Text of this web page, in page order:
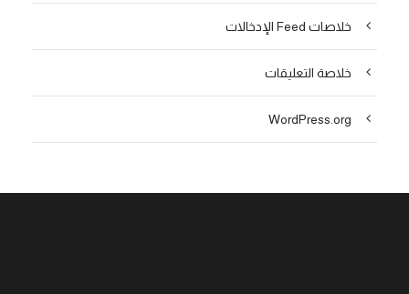
خلاصات Feed الإدخالات
خلاصة التعليقات
WordPress.org